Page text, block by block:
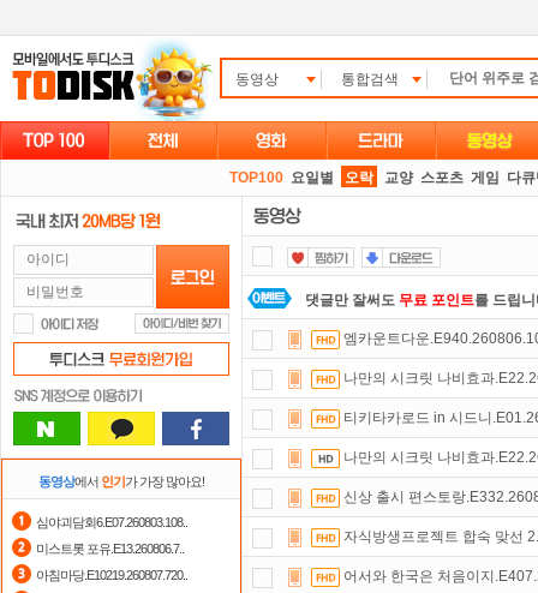
동영상 통합검색
TOP100 요일별 오락 교양 스포츠 게임 다
동영상에서 인기가 가장 많아요!
심야괴담회6.E07.260803.108..
미스트롯 포유.E13.260806.7..
아침마당.E10219.260807.720..
댓글만 잘써도 무료 포인트를 드립
자녀보호기능으로 가족과 함께 투디
요즘 뭐가 재밌지?고민되면 눌러봐!
숨어있는 카드 마일리지 조회하고
정액제할인쿠폰 사용방법안내
포인트할인쿠폰 사용방법안내
출석체크이벤트!매일매일출석체
엠카운트다운
나만의 시크릿 나비효과
티키타카로드 in 시드니
나만의 시크릿 나비효과
신상 출시 편스토랑
자식방생프로젝트 합숙 맞선
어서와 한국은 처음이지